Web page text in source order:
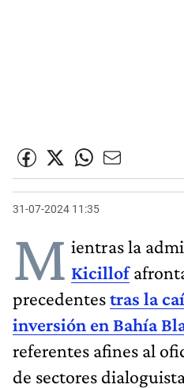
31-07-2024 11:35
M ientras la
Kicillof
precedentestras la
inversión en Bahía
referentes afines al
de sectores